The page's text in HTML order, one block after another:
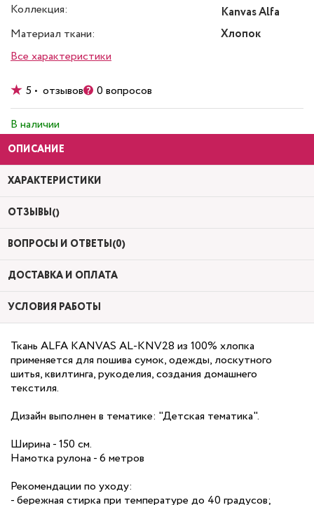
Коллекция:
Kanvas Alfa
Материал ткани:
Хлопок
Все характеристики
5 • отзывов 0 вопросов
В наличии
ОПИСАНИЕ
ХАРАКТЕРИСТИКИ
ОТЗЫВЫ()
ВОПРОСЫ И ОТВЕТЫ(0)
ДОСТАВКА И ОПЛАТА
УСЛОВИЯ РАБОТЫ
Ткань ALFA KANVAS AL-KNV28 из 100% хлопка
применяется для пошива сумок, одежды, лоскутного
шитья, квилтинга, рукоделия, создания домашнего
текстиля.
Дизайн выполнен в тематике: "Детская тематика".
Ширина - 150 см.
Намотка рулона - 6 метров
Рекомендации по уходу:
- бережная стирка при температуре до 40 градусов;